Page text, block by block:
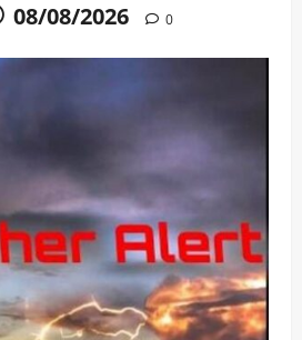
08/08/2026 0